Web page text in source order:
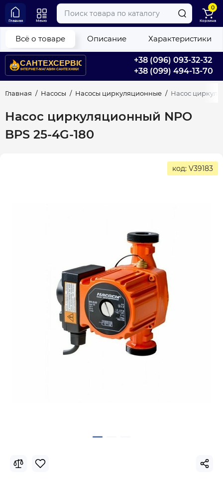
+38 (096) 093-32-32
+38 (099) 494-13-70
Главная Меню
0
Корзина
Главная Насосы Насосы циркуляционные Насос
Насос циркуляционный NPO
BPS 25-4G-180
Всё о товаре Описание Характеристики
код: V39183